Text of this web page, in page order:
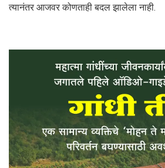
त्यानंतर आजवर कोणताही बदल झालेला नाही.